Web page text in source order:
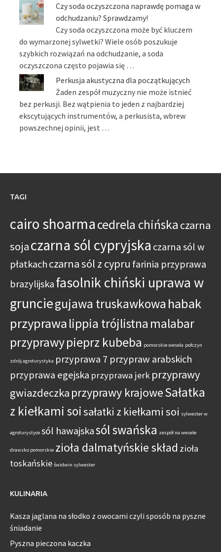
Czy soda oczyszczona naprawdę pomaga w
odchudzaniu? Sprawdzamy!
Czy soda oczyszczona może być kluczem
do wymarzonej sylwetki? Wiele osób poszukuje
szybkich rozwiązań na odchudzanie, a soda
oczyszczona często pojawia się …
Perkusja akustyczna dla początkujących
Żaden zespół muzyczny nie może istnieć
bez perkusji. Bez wątpienia to jeden z najbardziej
ekscytujących instrumentów, a perkusista, wbrew
powszechnej opinii, jest …
TAGI
cairo shoarmacedrela chińska czarna
sojaczarna sól cypryjska czarna sól w
płatkachczarna sól z cypru farinia przyprawa
brazylijskafasolnik chiński uprawa w
grunciegujawa truskawkowa habak
przyprawalippia trójlistna malabar
przyprawypieprz kubeba pomorskie wesela połczyn
zdrój agroturystyka przyprawa 7 przypraw arabskich
przyprawa egejska przyprawa jerk przyprawy
gwiazdeczka przyprawy krajoweSałatka
z kiełkami soisałatki z kiełkami soi sylwester w
agroturystyce sól hawajskasól swańska zespół na wesele
drawsko pomorskie zioła dalmatyńskie skład zioła
toskańskie świdwin sylwester
KULINARIA
Kasza jaglana na słodko z owocami czyli sposób na pyszne
śniadanie
Pyszna pieczona kaczka